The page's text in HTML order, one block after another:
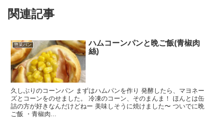
関連記事
惣菜パン
ハムコーンパンと晩ご飯(青椒肉
絲)
久しぶりのコーンパン まずはハムパンを作り 発酵したら、マヨネー
ズとコーンをのせました。 冷凍のコーン、そのまんま！ ほんとは缶
詰の方が好きなんだけどねー 美味しそうに焼けました〜 ついでに晩
ご飯 ・青椒肉...